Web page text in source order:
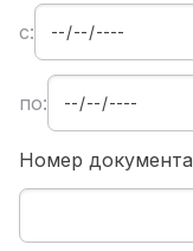
с:
по:
Номер документа